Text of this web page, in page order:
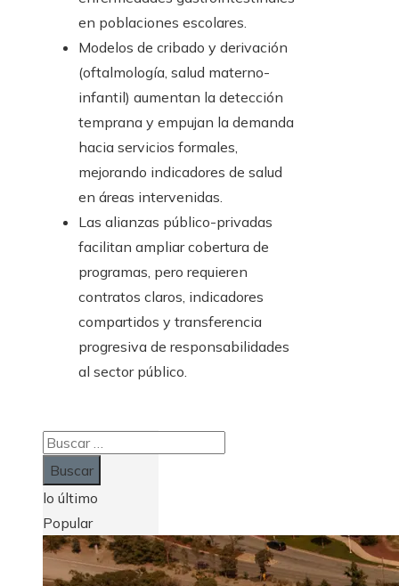
en poblaciones escolares.
Modelos de cribado y derivación
(oftalmología, salud materno-
infantil) aumentan la detección
temprana y empujan la demanda
hacia servicios formales,
mejorando indicadores de salud
en áreas intervenidas.
Las alianzas público-privadas
facilitan ampliar cobertura de
programas, pero requieren
contratos claros, indicadores
compartidos y transferencia
progresiva de responsabilidades
al sector público.
Buscar:
lo último
Popular